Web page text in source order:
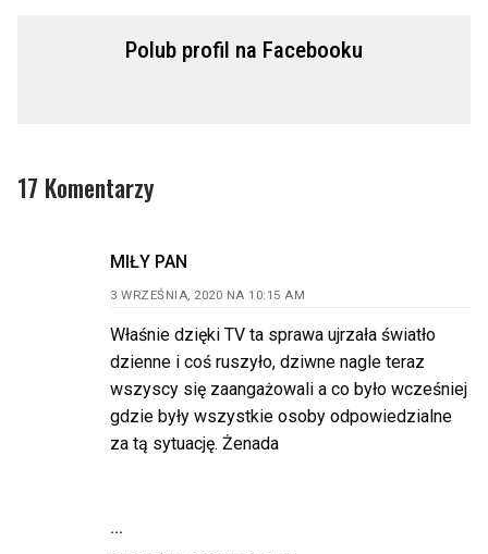
Polub profil na Facebooku
17 Komentarzy
MIŁY PAN
3 WRZEŚNIA, 2020 NA 10:15 AM
Właśnie dzięki TV ta sprawa ujrzała światło
dzienne i coś ruszyło, dziwne nagle teraz
wszyscy się zaangażowali a co było wcześniej
gdzie były wszystkie osoby odpowiedzialne
za tą sytuację. Żenada
...